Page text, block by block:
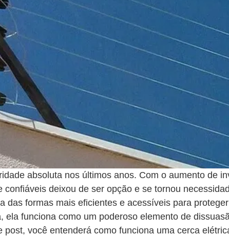
absoluta nos últimos anos. Com o aumento de
deixou de ser opção e se tornou
das formas mais eficientes e acessíveis para
ela funciona como um poderoso elemento de
você entenderá como funciona uma cerca